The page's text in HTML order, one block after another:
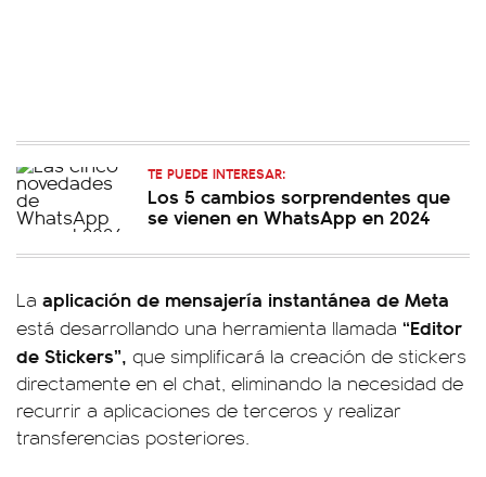
TE PUEDE INTERESAR:
Los 5 cambios sorprendentes que
se vienen en WhatsApp en 2024
La aplicación de mensajería instantánea de Meta
está desarrollando una herramienta llamada “Editor
de Stickers”, que simplificará la creación de stickers
directamente en el chat, eliminando la necesidad de
recurrir a aplicaciones de terceros y realizar
transferencias posteriores.